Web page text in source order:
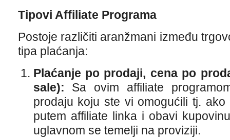
Tipovi Affiliate Programa
Postoje različiti aranžmani između
tipa plaćanja:
Plaćanje po prodaji, cena po
sale): Sa ovim affiliate
prodaju koju ste vi omogućili tj.
putem affiliate linka i obavi
uglavnom se temelji na proviziji.